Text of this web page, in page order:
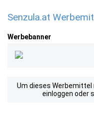
Senzula.at
Werbebanner
Um dieses
einloggen oder